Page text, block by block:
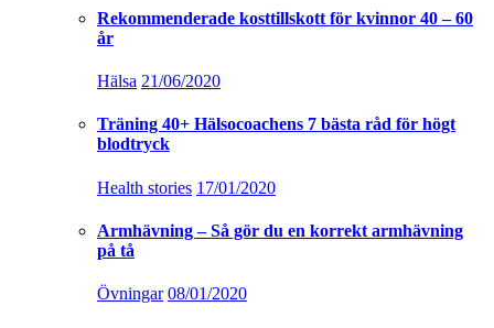
Rekommenderade kosttillskott för kvinnor 40 – 60
år
Hälsa 21/06/2020
Träning 40+ Hälsocoachens 7 bästa råd för högt
blodtryck
Health stories 17/01/2020
Armhävning – Så gör du en korrekt armhävning
på tå
Övningar 08/01/2020